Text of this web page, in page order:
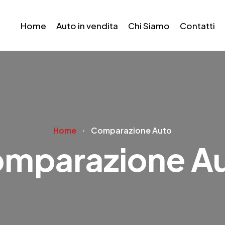
Home Auto in vendita Chi Siamo Contatti
Home Comparazione Auto